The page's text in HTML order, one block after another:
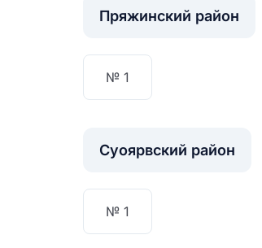
Пряжинский район
№ 1
Суоярвский район
№ 1